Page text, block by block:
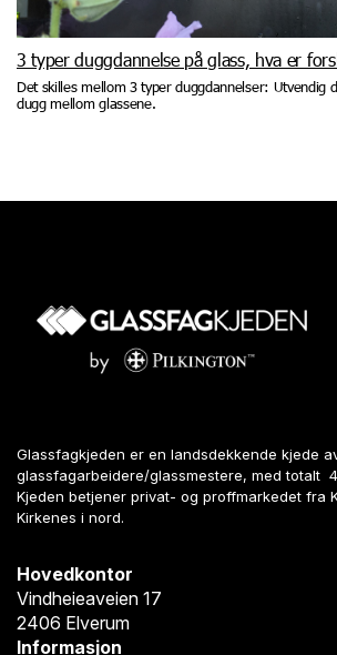
3 typer duggdannelse på glass, hva er
Det skilles mellom 3 typer duggdannelser: Utvendig
dugg mellom glassene.
Glassfagkjeden er en landsdekkende kjede
glassfagarbeidere/glassmestere, med totalt
Kjeden betjener privat- og proffmarkedet fra
Kirkenes i nord.
Hovedkontor
Vindheieaveien 17
2406 Elverum
Informasjon